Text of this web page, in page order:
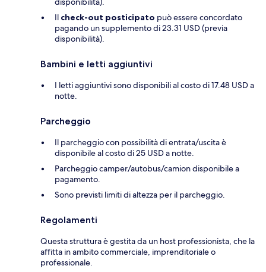
Il check-out posticipato può essere concordato
pagando un supplemento di 23.31 USD (previa
disponibilità).
Bambini e letti aggiuntivi
I letti aggiuntivi sono disponibili al costo di 17.48 USD a
notte.
Parcheggio
Il parcheggio con possibilità di entrata/uscita è
disponibile al costo di 25 USD a notte.
Parcheggio camper/autobus/camion disponibile a
pagamento.
Sono previsti limiti di altezza per il parcheggio.
Regolamenti
Questa struttura è gestita da un host professionista, che la
affitta in ambito commerciale, imprenditoriale o
professionale.